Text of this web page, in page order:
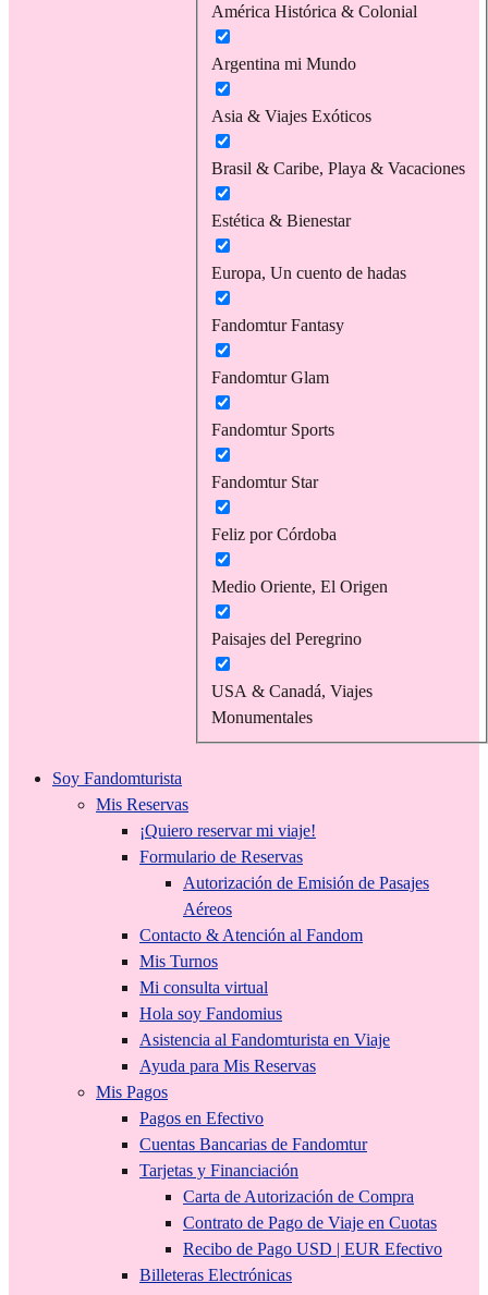
América Histórica & Colonial
Argentina mi Mundo
Asia & Viajes Exóticos
Brasil & Caribe, Playa & Vacaciones
Estética & Bienestar
Europa, Un cuento de hadas
Fandomtur Fantasy
Fandomtur Glam
Fandomtur Sports
Fandomtur Star
Feliz por Córdoba
Medio Oriente, El Origen
Paisajes del Peregrino
USA & Canadá, Viajes
Monumentales
Soy Fandomturista
Mis Reservas
¡Quiero reservar mi viaje!
Formulario de Reservas
Autorización de Emisión de Pasajes
Aéreos
Contacto & Atención al Fandom
Mis Turnos
Mi consulta virtual
Hola soy Fandomius
Asistencia al Fandomturista en Viaje
Ayuda para Mis Reservas
Mis Pagos
Pagos en Efectivo
Cuentas Bancarias de Fandomtur
Tarjetas y Financiación
Carta de Autorización de Compra
Contrato de Pago de Viaje en Cuotas
Recibo de Pago USD | EUR Efectivo
Billeteras Electrónicas